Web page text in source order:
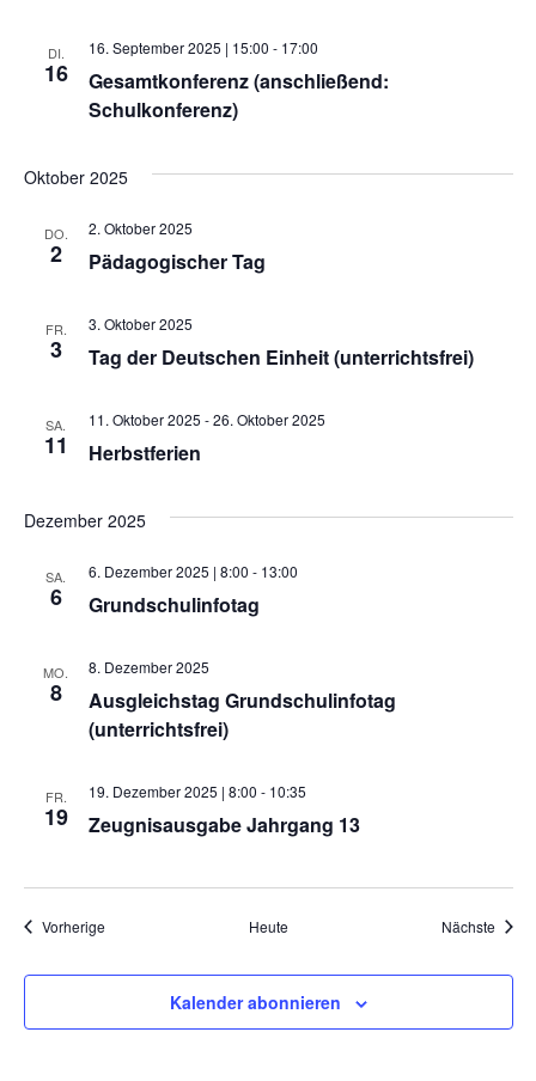
DI.
16
Gesamtkonferenz (anschließend:
Schulkonferenz)
16. September 2025 | 15:00 - 17:00
Oktober 2025
DO.
2 Pädagogischer Tag
2. Oktober 2025
FR.
3 Tag der Deutschen Einheit (unterrichtsfrei)
3. Oktober 2025
SA.
11 Herbstferien
11. Oktober 2025 -26. Oktober 2025
Dezember 2025
SA.
6 Grundschulinfotag
6. Dezember 2025 | 8:00 - 13:00
MO.
8
Ausgleichstag Grundschulinfotag
(unterrichtsfrei)
8. Dezember 2025
FR.
19 Zeugnisausgabe Jahrgang 13
19. Dezember 2025 | 8:00 - 10:35
VorherigeVeranstaltungen Heute Nächste
Kalender abonnieren